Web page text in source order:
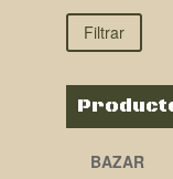
Filtrar
BAZAR